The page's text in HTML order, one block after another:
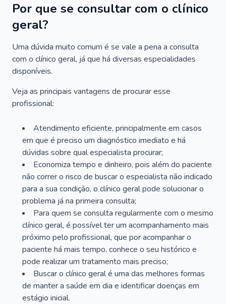
Por que se consultar com o clínico
geral?
Uma dúvida muito comum é se vale a pena a consulta
com o clínico geral, já que há diversas especialidades
disponíveis.
Veja as principais vantagens de procurar esse
profissional:
Atendimento eficiente, principalmente em casos
em que é preciso um diagnóstico imediato e há
dúvidas sobre qual especialista procurar;
Economiza tempo e dinheiro, pois além do paciente
não correr o risco de buscar o especialista não indicado
para a sua condição, o clínico geral pode solucionar o
problema já na primeira consulta;
Para quem se consulta regularmente com o mesmo
clínico geral, é possível ter um acompanhamento mais
próximo pelo profissional, que por acompanhar o
paciente há mais tempo, conhece o seu histórico e
pode realizar um tratamento mais preciso;
Buscar o clínico geral é uma das melhores formas
de manter a saúde em dia e identificar doenças em
estágio inicial.